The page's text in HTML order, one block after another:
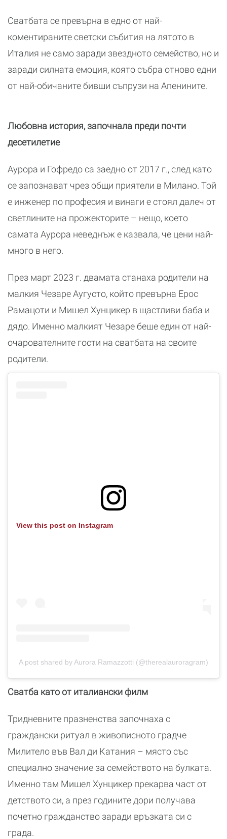
Сватбата се превърна в едно от най-
коментираните светски събития на лятото в
Италия не само заради звездното семейство, но и
заради силната емоция, която събра отново едни
от най-обичаните бивши съпрузи на Апенините.
Любовна история, започнала преди почти
десетилетие
Аурора и Гофредо са заедно от 2017 г., след като
се запознават чрез общи приятели в Милано. Той
е инженер по професия и винаги е стоял далеч от
светлините на прожекторите – нещо, което
самата Аурора неведнъж е казвала, че цени най-
много в него.
През март 2023 г. двамата станаха родители на
малкия Чезаре Аугусто, който превърна Ерос
Рамацоти и Мишел Хунцикер в щастливи баба и
дядо. Именно малкият Чезаре беше един от най-
очарователните гости на сватбата на своите
родители.
View this post on Instagram
A post shared by Aurora Ramazzotti (@therealauroragram)
Сватба като от италиански филм
Тридневните празненства започнаха с
граждански ритуал в живописното градче
Милитело във Вал ди Катания – място със
специално значение за семейството на булката.
Именно там Мишел Хунцикер прекарва част от
детството си, а през годините дори получава
почетно гражданство заради връзката си с
града.